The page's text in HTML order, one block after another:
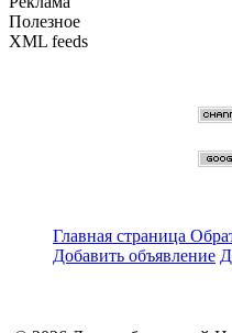
Полезное
XML feeds
Главная страница
Добавить объявление